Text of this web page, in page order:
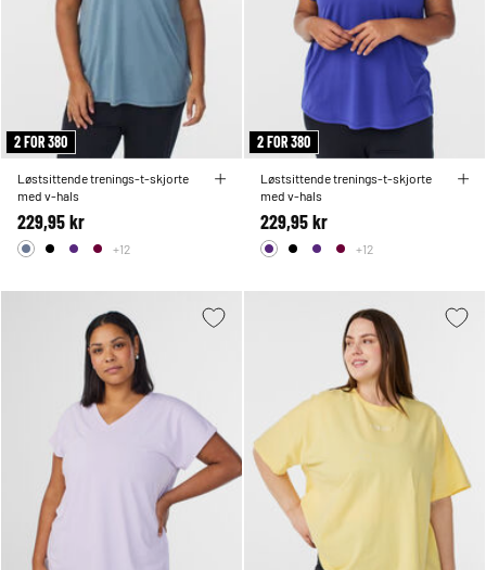
2 FOR 380
Løstsittende trenings-t-skjorte
med v-hals
229,95 kr
+12
2 FOR 380
Løstsittende trenings-t-skjorte
med v-hals
229,95 kr
+12